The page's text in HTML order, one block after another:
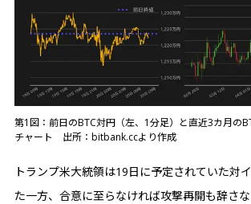
第1図：前日のBTC対円（左、1分足）と直近3カ月の
チャート 出所：bitbank.ccより作成
トランプ米大統領は19日に予定されていた対
た一方、合意に至らなければ攻撃再開も辞さ